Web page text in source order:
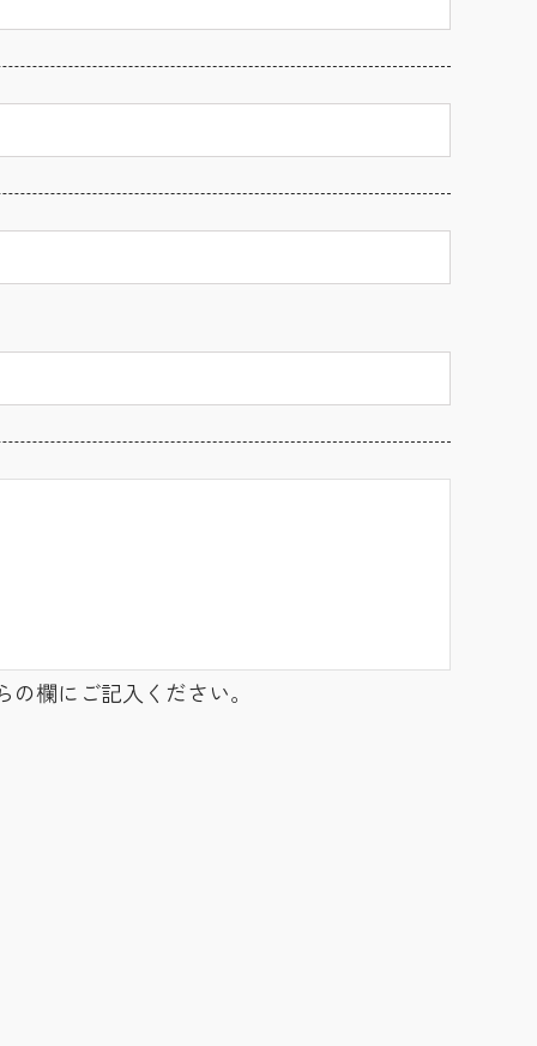
欄にご記入ください。